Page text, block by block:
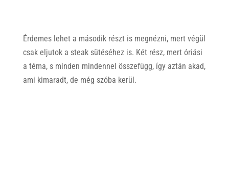
Érdemes lehet a második részt is megnézni, mert végül
csak eljutok a steak sütéséhez is. Két rész, mert óriási
a téma, s minden mindennel összefügg, így aztán akad,
ami kimaradt, de még szóba kerül.